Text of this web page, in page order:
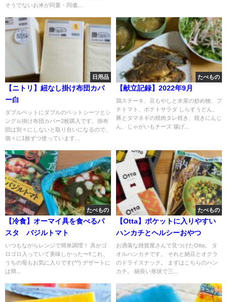
そうでないお米が同量・同価...
日用品
【ニトリ】紐なし掛け布団カバ
ー白
ダブルベットにダブルのベットシーツとシ
ングル掛け布団カバー2枚購入です。掛布
団は別々にしないと取り合いになるので、
個々に1枚ずつ使っています...
たべもの
【献立記録】2022年9月
鶏ステーキ、豆もやしと水菜の炒め物、プ
チトマト、ポテトサラダ しらすうどん、
豚とタマネギの焼肉タレ焼き、焼きにんじ
ん、じゃがいもチーズ 揚げ...
たべもの
【冷食】オーマイ具を食べるパ
スタ バジルトマト
いつもながらレンジで簡単調理！ 具がゴ
ロゴロ入っていて美味しかった〜‼︎これ、
うちの母もお気に入りです(^^) デザートに
は簡...
たべもの
【Otta】ポケットに入りやすい
ハンカチとヘルシーおやつ
お洒落な雑貨屋さんで見つけたOtta。 タ
オルハンカチです。 それと納豆とオクラ
のドライスナック。 まずはこちらのハン
カチ。 細長い形状で三...